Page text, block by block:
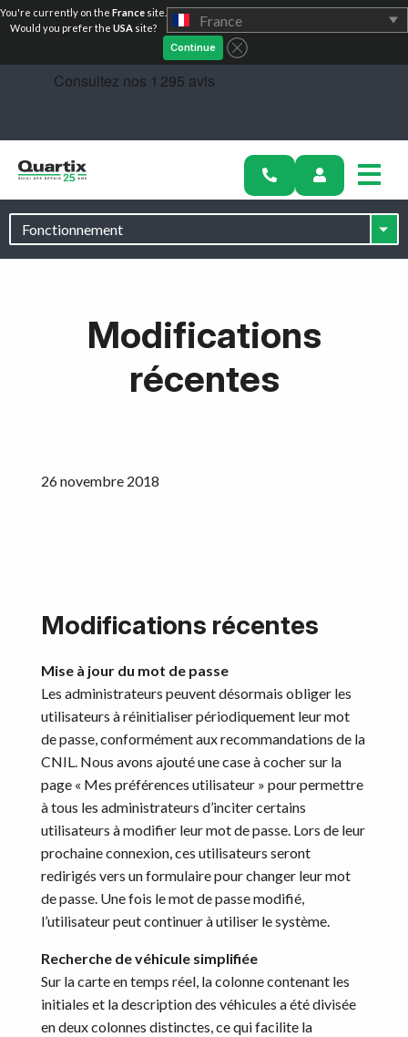
You're currently on the France site.
Would you prefer the USA site? France
Continue
Solutions
Témoignages clients
Modifications
récentes
26 novembre 2018
Modifications récentes​
Mise à jour du mot de passe
Les administrateurs peuvent désormais obliger les
utilisateurs à réinitialiser périodiquement leur mot
de passe, conformément aux recommandations de la
CNIL. Nous avons ajouté une case à cocher sur la
page « Mes préférences utilisateur » pour permettre
à tous les administrateurs d’inciter certains
utilisateurs à modifier leur mot de passe. Lors de leur
prochaine connexion, ces utilisateurs seront
redirigés vers un formulaire pour changer leur mot
de passe. Une fois le mot de passe modifié,
l’utilisateur peut continuer à utiliser le système.
Recherche de véhicule simplifiée
Sur la carte en temps réel, la colonne contenant les
initiales et la description des véhicules a été divisée
en deux colonnes distinctes, ce qui facilite la